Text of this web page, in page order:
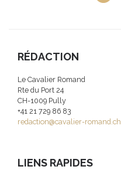
RÉDACTION
Le Cavalier Romand
Rte du Port 24
CH-1009 Pully
+41 21 729 86 83
redaction@cavalier-romand.ch
LIENS RAPIDES